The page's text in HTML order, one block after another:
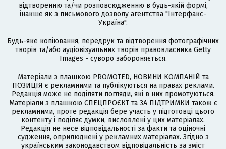
відтворенню та/чи розповсюдженню в будь-якій формі,
інакше як з письмового дозволу агентства "Інтерфакс-
Україна".
Будь-яке копіювання, передрук та відтворення фотографічних
творів та/або аудіовізуальних творів правовласника Getty
Images - суворо забороняється.
Матеріали з плашкою PROMOTED, НОВИНИ КОМПАНІЙ та
ПОЗИЦІЯ є рекламними та публікуються на правах реклами.
Редакція може не поділяти погляди, які в них промотуються.
Матеріали з плашкою СПЕЦПРОЄКТ та ЗА ПІДТРИМКИ також є
рекламними, проте редакція бере участь у підготовці цього
контенту і поділяє думки, висловлені у цих матеріалах.
Редакція не несе відповідальності за факти та оціночні
судження, оприлюднені у рекламних матеріалах. Згідно з
українським законодавством відповідальність за зміст